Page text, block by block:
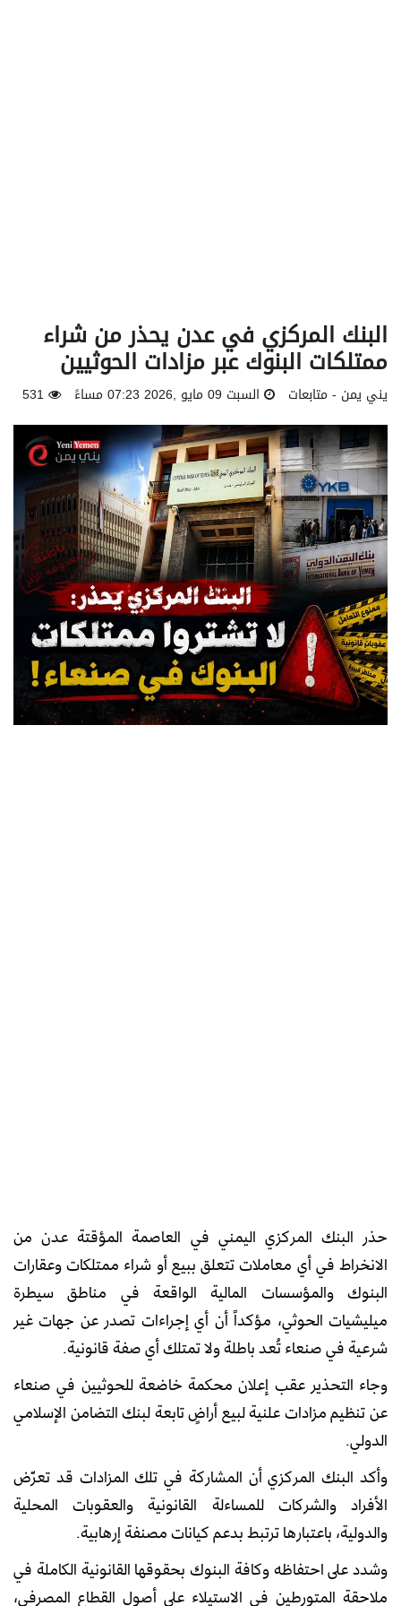
البنك المركزي في عدن يحذر من شراء
ممتلكات البنوك عبر مزادات الحوثيين
يني يمن - متابعات السبت 09 مايو ,2026 07:23 مساءً 531
حذر البنك المركزي اليمني في العاصمة المؤقتة عدن من
الانخراط في أي معاملات تتعلق ببيع أو شراء ممتلكات وعقارات
البنوك والمؤسسات المالية الواقعة في مناطق سيطرة
ميليشيات الحوثي، مؤكداً أن أي إجراءات تصدر عن جهات غير
شرعية في صنعاء تُعد باطلة ولا تمتلك أي صفة قانونية.
وجاء التحذير عقب إعلان محكمة خاضعة للحوثيين في صنعاء
عن تنظيم مزادات علنية لبيع أراضٍ تابعة لبنك التضامن الإسلامي
الدولي.
وأكد البنك المركزي أن المشاركة في تلك المزادات قد تعرّض
الأفراد والشركات للمساءلة القانونية والعقوبات المحلية
والدولية، باعتبارها ترتبط بدعم كيانات مصنفة إرهابية.
وشدد على احتفاظه وكافة البنوك بحقوقها القانونية الكاملة في
ملاحقة المتورطين في الاستيلاء على أصول القطاع المصرفي،